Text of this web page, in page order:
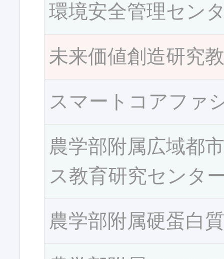
環境安全管理セン
未来価値創造研究
スマートコアファ
農学部附属広域都
ス教育研究センタ
農学部附属硬蛋白